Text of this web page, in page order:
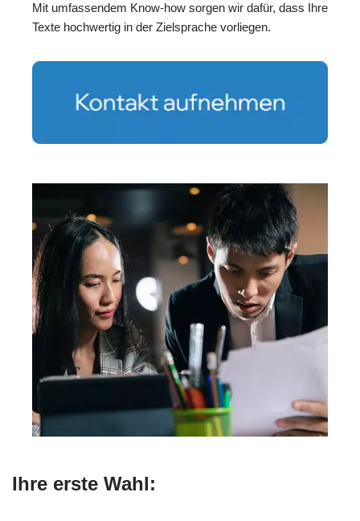
Mit umfassendem Know-how sorgen wir dafür, dass Ihre
Texte hochwertig in der Zielsprache vorliegen.
Ihre erste Wahl: